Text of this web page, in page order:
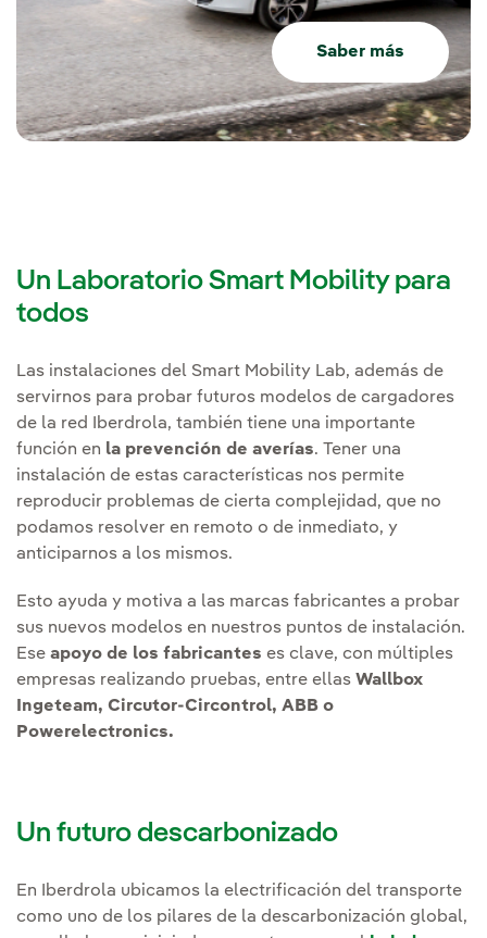
Saber más
Un Laboratorio Smart Mobility para
todos
Las instalaciones del Smart Mobility Lab, además de
servirnos para probar futuros modelos de cargadores
de la red Iberdrola, también tiene una importante
función en la prevención de averías. Tener una
instalación de estas características nos permite
reproducir problemas de cierta complejidad, que no
podamos resolver en remoto o de inmediato, y
anticiparnos a los mismos.
Esto ayuda y motiva a las marcas fabricantes a probar
sus nuevos modelos en nuestros puntos de instalación.
Ese apoyo de los fabricantes es clave, con múltiples
empresas realizando pruebas, entre ellas Wallbox
Ingeteam, Circutor-Circontrol, ABB o
Powerelectronics.
Un futuro descarbonizado
En Iberdrola ubicamos la electrificación del transporte
como uno de los pilares de la descarbonización global,